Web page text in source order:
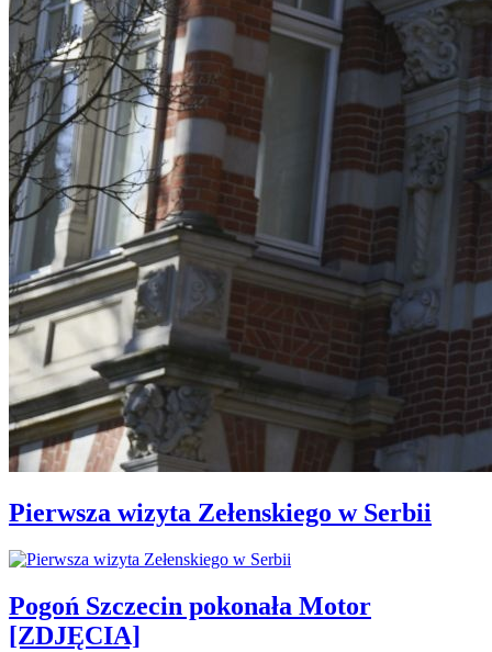
Pierwsza wizyta Zełenskiego w Serbii
Pogoń Szczecin pokonała Motor
[ZDJĘCIA]